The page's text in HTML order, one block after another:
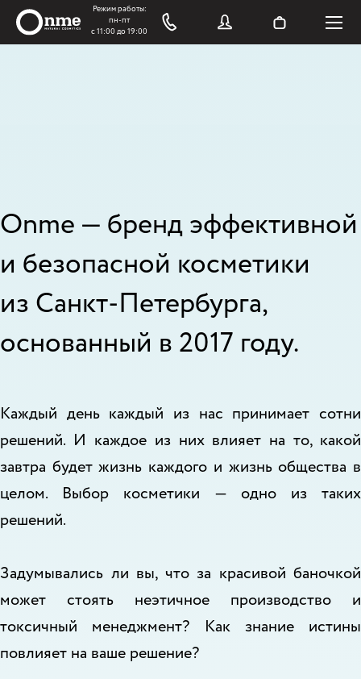
Onme — бренд эффективной
и безопасной косметики
из Санкт-Петербурга,
основанный в 2017 году.
Каждый день каждый из нас принимает сотни
решений. И каждое из них влияет на то, какой
завтра будет жизнь каждого и жизнь общества в
целом. Выбор косметики — одно из таких
решений.
Задумывались ли вы, что за красивой баночкой
может стоять неэтичное производство и
токсичный менеджмент? Как знание истины
повлияет на ваше решение?